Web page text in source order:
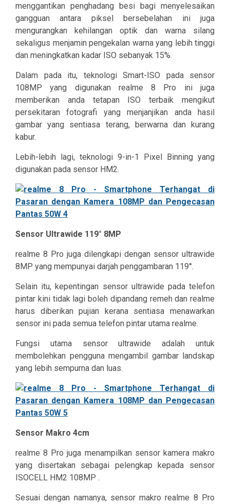
menggantikan penghadang besi bagi menyelesaikan
gangguan antara piksel bersebelahan ini juga
mengurangkan kehilangan optik dan warna silang
sekaligus menjamin pengekalan warna yang lebih tinggi
dan meningkatkan kadar ISO sebanyak 15%.
Dalam pada itu, teknologi Smart-ISO pada sensor
108MP yang digunakan realme 8 Pro ini juga
memberikan anda tetapan ISO terbaik mengikut
persekitaran fotografi yang menjanjikan anda hasil
gambar yang sentiasa terang, berwarna dan kurang
kabur.
Lebih-lebih lagi, teknologi 9-in-1 Pixel Binning yang
digunakan pada sensor HM2.
Sensor Ultrawide 119° 8MP
realme 8 Pro juga dilengkapi dengan sensor ultrawide
8MP yang mempunyai darjah penggambaran 119°.
Selain itu, kepentingan sensor ultrawide pada telefon
pintar kini tidak lagi boleh dipandang remeh dan realme
harus diberikan pujian kerana sentiasa menawarkan
sensor ini pada semua telefon pintar utama realme.
Fungsi utama sensor ultrawide adalah untuk
membolehkan pengguna mengambil gambar landskap
yang lebih sempurna dan luas.
Sensor Makro 4cm
realme 8 Pro juga menampilkan sensor kamera makro
yang disertakan sebagai pelengkap kepada sensor
ISOCELL HM2 108MP .
Sesuai dengan namanya, sensor makro realme 8 Pro